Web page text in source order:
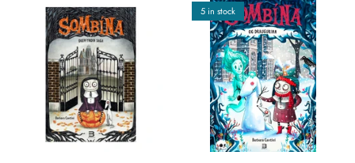
5 in stock